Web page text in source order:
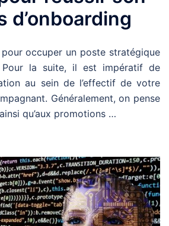
d’onboarding
occuper un poste stratégique
la suite, il est impératif de
au sein de l’effectif de votre
Généralement, on pense
qu’aux promotions …